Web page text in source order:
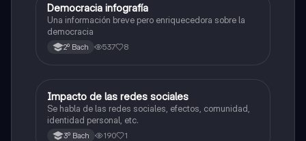
Ética y valores
Democracia infografía
Una información breve pero enriquecedora sobre la
democracia
2º Bach 537 8
Ética y valores
Impacto de las redes sociales
Se habla de las redes sociales, efectos, comunidad,
identidad personal, etc.
3º Bach 190 1